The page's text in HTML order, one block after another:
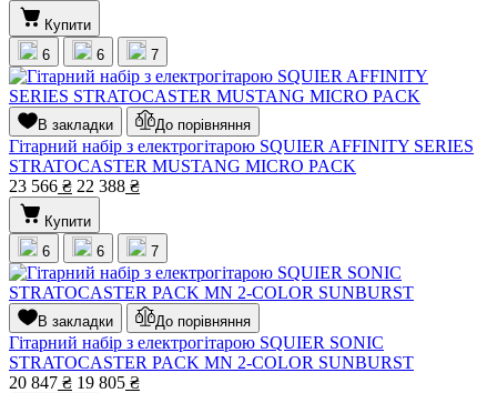
Купити
6
6 7
В закладки До порівняння
Гітарний набір з електрогітарою SQUIER AFFINITY SERIES
STRATOCASTER MUSTANG MICRO PACK
23 566 ₴ 22 388 ₴
Купити
6
6 7
В закладки До порівняння
Гітарний набір з електрогітарою SQUIER SONIC
STRATOCASTER PACK MN 2-COLOR SUNBURST
20 847 ₴ 19 805 ₴